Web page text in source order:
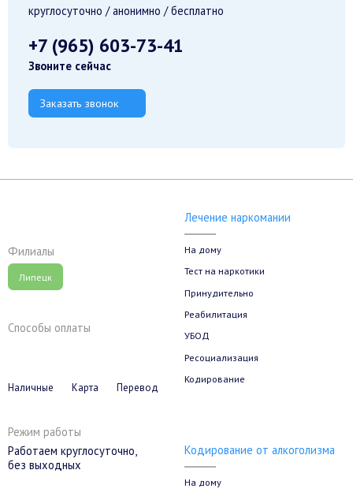
круглосуточно / анонимно / бесплатно
+7 (965) 603-73-41
Звоните сейчас
Заказать звонок
Филиалы
Липецк
Способы оплаты
Наличные Карта Перевод
Режим работы
Работаем круглосуточно,
без выходных
Лечение наркомании
На дому
Тест на наркотики
Принудительно
Реабилитация
УБОД
Ресоциализация
Кодирование
Кодирование от алкоголизма
На дому